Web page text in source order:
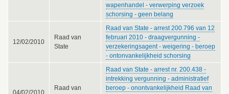
wapenhandel - verwerping verzoek
schorsing - geen belang
12/02/2010
Raad van
State
Raad van State - arrest 200.796 van 12
februari 2010 - draagvergunning -
verzekeringsagent - weigering - beroep
- ontonvankelijkheid schorsing
04/02/2010
Raad van
Raad van State - arrest nr. 200.438 -
intrekking vergunning - administratief
beroep - onontvankelijkheid Raad van